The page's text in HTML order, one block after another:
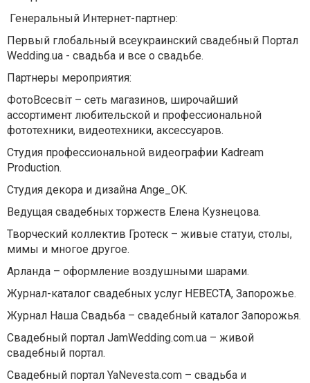
Генеральный Интернет-партнер:
Первый глобальный всеукраинский свадебный Портал
Wedding.ua - свадьба и все о свадьбе.
Партнеры мероприятия:
ФотоВсесвiт – сеть магазинов, широчайший
ассортимент любительской и профессиональной
фототехники, видеотехники, аксессуаров.
Студия профессиональной видеографии Kadream
Production.
Студия декора и дизайна Ange_OK.
Ведущая свадебных торжеств Елена Кузнецова.
Творческий коллектив Гротеск – живые статуи, столы,
мимы и многое другое.
Арланда – оформление воздушными шарами.
Журнал-каталог свадебных услуг НЕВЕСТА, Запорожье.
Журнал Наша Свадьба – свадебный каталог Запорожья.
Свадебный портал JamWedding.com.ua – живой
свадебный портал.
Свадебный портал YaNevesta.com – свадьба и